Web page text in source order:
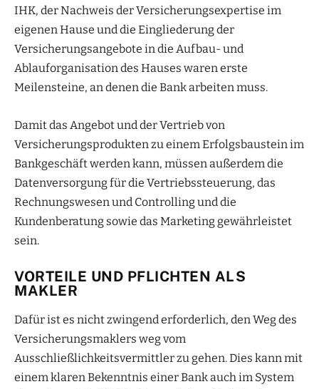
IHK, der Nachweis der Versicherungsexpertise im
eigenen Hause und die Eingliederung der
Versicherungsangebote in die Aufbau- und
Ablauforganisation des Hauses waren erste
Meilensteine, an denen die Bank arbeiten muss.
Damit das Angebot und der Vertrieb von
Versicherungsprodukten zu einem Erfolgsbaustein im
Bankgeschäft werden kann, müssen außerdem die
Datenversorgung für die Vertriebssteuerung, das
Rechnungswesen und Controlling und die
Kundenberatung sowie das Marketing gewährleistet
sein.
VORTEILE UND PFLICHTEN ALS
MAKLER
Dafür ist es nicht zwingend erforderlich, den Weg des
Versicherungsmaklers weg vom
Ausschließlichkeitsvermittler zu gehen. Dies kann mit
einem klaren Bekenntnis einer Bank auch im System